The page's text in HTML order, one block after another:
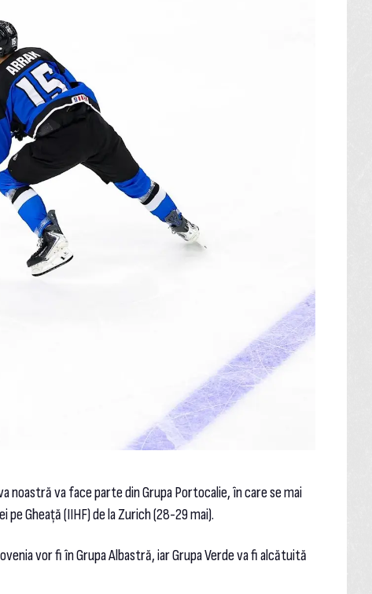
noastră va face parte din Grupa Portocalie, în care se mai
Gheață (IIHF) de la Zurich (28-29 mai).
vor fi în Grupa Albastră, iar Grupa Verde va fi alcătuită